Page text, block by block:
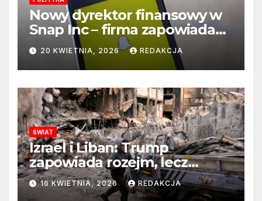
Nowy dyrektor finansowy w
Snap Inc – firma zapowiada
zmianę na kluczowym
stanowisku
20 KWIETNIA, 2026 REDAKCJA
ŚWIAT
Izrael i Liban: Trump
zapowiada rozejm, lecz
perspektywa zakończenia
wojny wciąż odległa
16 KWIETNIA, 2026 REDAKCJA